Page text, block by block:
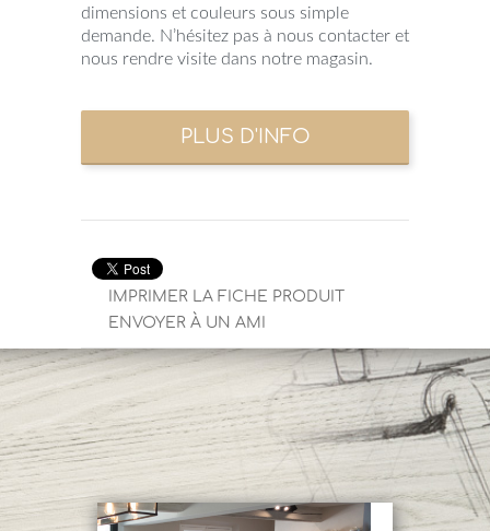
dimensions et couleurs sous simple
demande. N’hésitez pas à nous contacter et
nous rendre visite dans notre magasin.
IMPRIMER LA FICHE PRODUIT
ENVOYER À UN AMI